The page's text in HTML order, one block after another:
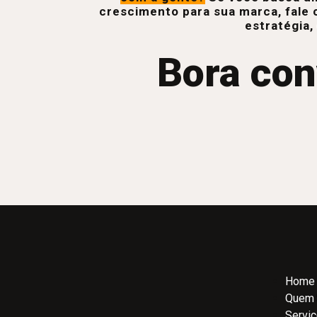
crescimento para sua marca, fale
estratégia,
Bora
Home